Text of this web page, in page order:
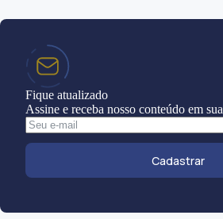
Fique atualizado
Assine e receba nosso conteúdo em
Cadastrar